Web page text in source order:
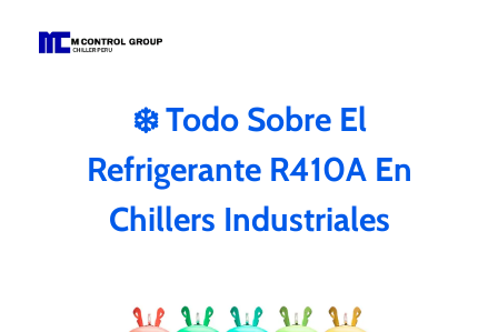
❄️ Todo Sobre El
Refrigerante R410A En
Chillers Industriales